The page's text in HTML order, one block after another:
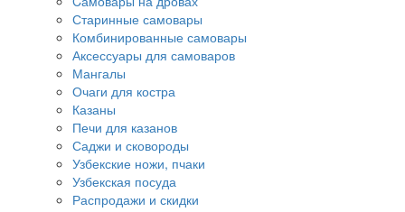
Старинные самовары
Комбинированные самовары
Аксессуары для самоваров
Мангалы
Очаги для костра
Казаны
Печи для казанов
Саджи и сковороды
Узбекские ножи, пчаки
Узбекская посуда
Распродажи и скидки